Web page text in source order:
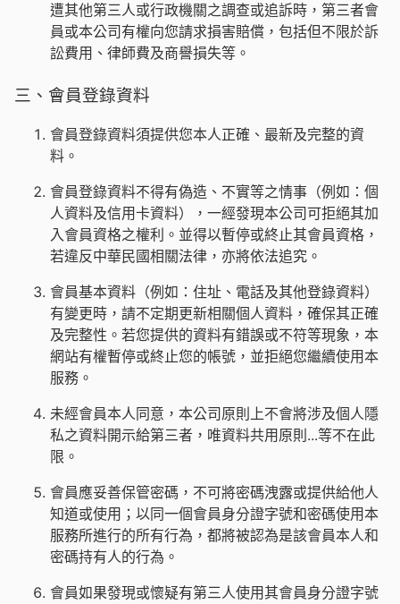
遭其他第三人或行政機關之調查或追訴時，第三者會
員或本公司有權向您請求損害賠償，包括但不限於訴
訟費用、律師費及商譽損失等。
三、會員登錄資料
會員登錄資料須提供您本人正確、最新及完整的資
料。
會員登錄資料不得有偽造、不實等之情事（例如：個
人資料及信用卡資料），一經發現本公司可拒絕其加
入會員資格之權利。並得以暫停或終止其會員資格，
若違反中華民國相關法律，亦將依法追究。
會員基本資料（例如：住址、電話及其他登錄資料）
有變更時，請不定期更新相關個人資料，確保其正確
及完整性。若您提供的資料有錯誤或不符等現象，本
網站有權暫停或終止您的帳號，並拒絕您繼續使用本
服務。
未經會員本人同意，本公司原則上不會將涉及個人隱
私之資料開示給第三者，唯資料共用原則...等不在此
限。
會員應妥善保管密碼，不可將密碼洩露或提供給他人
知道或使用；以同一個會員身分證字號和密碼使用本
服務所進行的所有行為，都將被認為是該會員本人和
密碼持有人的行為。
會員如果發現或懷疑有第三人使用其會員身分證字號